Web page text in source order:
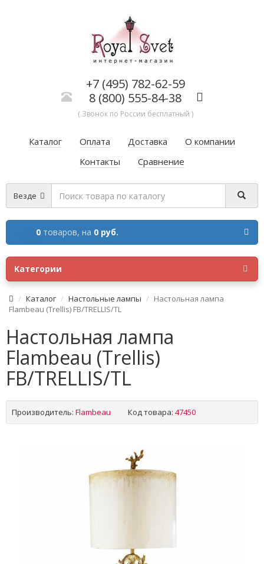
+7 (495) 782-62-59
8 (800) 555-84-38
( Звонок по России бесплатный )
Каталог Оплата Доставка
О компании
Контакты
Сравнение
Везде
0 товаров, на 0 руб.
Категории
Каталог Настольные лампы
Настольная лампа
Flambeau (Trellis) FB/TRELLIS/TL
Настольная лампа
Flambeau (Trellis)
FB/TRELLIS/TL
Производитель: Flambeau Код товара: 47450